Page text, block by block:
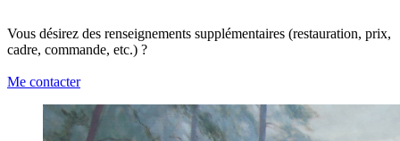
Vous désirez des renseignements supplémentaires (restauration, prix,
cadre, commande, etc.) ?
Me contacter